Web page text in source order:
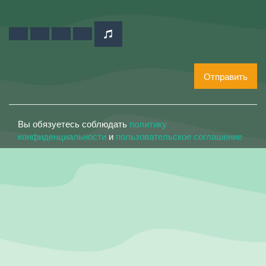
Отправить
Вы обязуетесь соблюдать политику
конфиденциальности и пользовательское соглашение